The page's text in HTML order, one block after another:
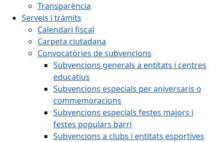
Transparència
Serveis i tràmits
Calendari fiscal
Carpeta ciutadana
Convocatòries de subvencions
Subvencions generals a entitats i centres
educatius
Subvencions especials per aniversaris o
commemoracions
Subvencions especials festes majors i
festes populars barri
Subvencions a clubs i entitats esportives